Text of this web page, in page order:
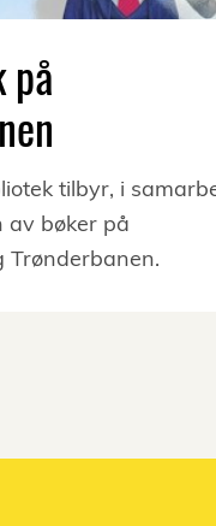
tilbyr, i
av bøker på
Trønderbanen.